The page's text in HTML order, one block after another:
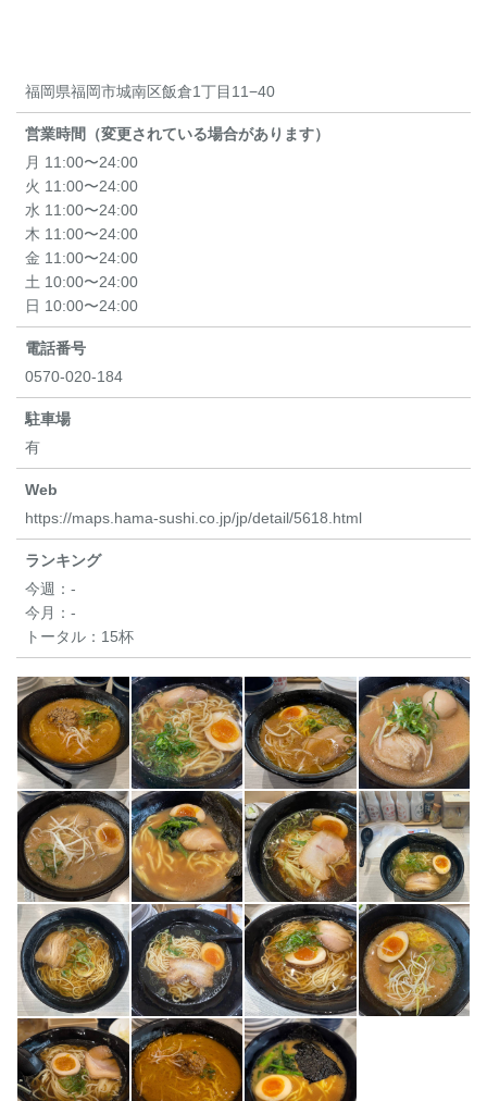
福岡県福岡市城南区飯倉1丁目11−40
営業時間（変更されている場合があります）
月 11:00〜24:00
火 11:00〜24:00
水 11:00〜24:00
木 11:00〜24:00
金 11:00〜24:00
土 10:00〜24:00
日 10:00〜24:00
電話番号
0570-020-184
駐車場
有
Web
https://maps.hama-sushi.co.jp/jp/detail/5618.html
ランキング
今週： -
今月： -
トータル： 15杯